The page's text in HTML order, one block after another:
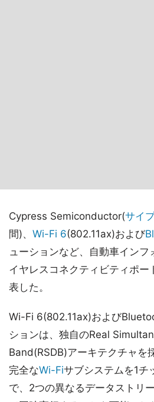
Cypress Semiconductor(サイ
間)、 Wi-Fi 6(802.11ax)および
ューションなど、自動車インフ
イヤレスコネクティビティポー
表した。
Wi-Fi 6(802.11ax)および
ションは、独自のReal
Band(RSDB)アーキテクチャを
完全なWi-Fiサブシステムを1チ
で、2つの異なるデータストリ